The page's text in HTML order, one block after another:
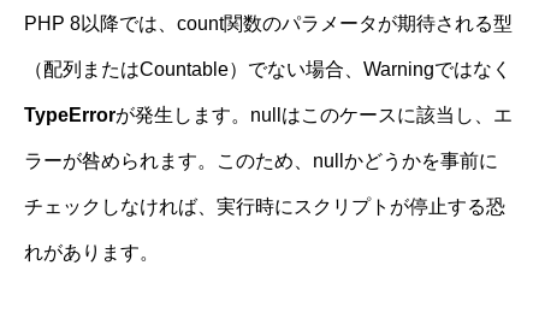
PHP 8以降では、count関数のパラメータが期待される型
（配列またはCountable）でない場合、Warningではなく
TypeErrorが発生します。nullはこのケースに該当し、エ
ラーが咎められます。このため、nullかどうかを事前に
チェックしなければ、実行時にスクリプトが停止する恐
れがあります。